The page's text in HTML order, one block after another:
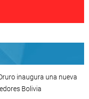
inaugura una nueva
Bolivia